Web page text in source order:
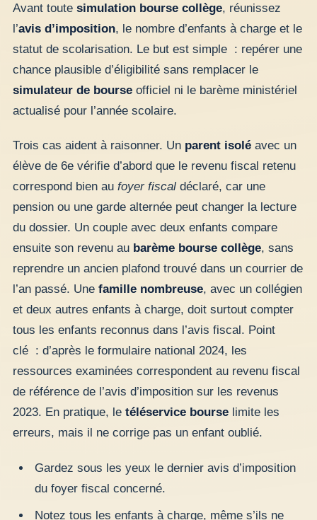
Avant toute simulation bourse collège, réunissez
l’avis d’imposition, le nombre d’enfants à charge et le
statut de scolarisation. Le but est simple : repérer une
chance plausible d’éligibilité sans remplacer le
simulateur de bourse officiel ni le barème ministériel
actualisé pour l’année scolaire.
Trois cas aident à raisonner. Un parent isolé avec un
élève de 6e vérifie d’abord que le revenu fiscal retenu
correspond bien au foyer fiscal déclaré, car une
pension ou une garde alternée peut changer la lecture
du dossier. Un couple avec deux enfants compare
ensuite son revenu au barème bourse collège, sans
reprendre un ancien plafond trouvé dans un courrier de
l’an passé. Une famille nombreuse, avec un collégien
et deux autres enfants à charge, doit surtout compter
tous les enfants reconnus dans l’avis fiscal. Point
clé : d’après le formulaire national 2024, les
ressources examinées correspondent au revenu fiscal
de référence de l’avis d’imposition sur les revenus
2023. En pratique, le téléservice bourse limite les
erreurs, mais il ne corrige pas un enfant oublié.
Gardez sous les yeux le dernier avis d’imposition
du foyer fiscal concerné.
Notez tous les enfants à charge, même s’ils ne